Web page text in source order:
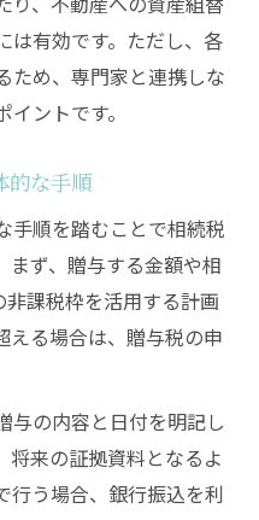
は有効です。ただし、各
ため、専門家と連携しな
ントです。
的な手順
手順を踏むことで相続税
まず、贈与する金額や相
課税枠を活用する計画
える場合は、贈与税の申
与の内容と日付を明記し
将来の証拠資料となるよ
行う場合、銀行振込を利